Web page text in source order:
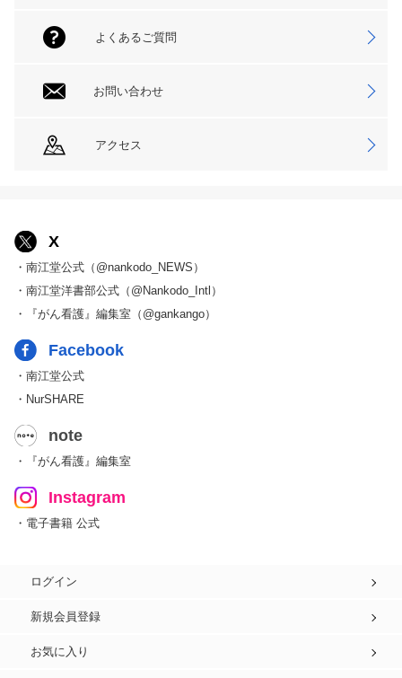
よくあるご質問
お問い合わせ
アクセス
X
・南江堂公式（@nankodo_NEWS）
・南江堂洋書部公式（@Nankodo_Intl）
・『がん看護』編集室（@gankango）
Facebook
・南江堂公式
・NurSHARE
note
・『がん看護』編集室
Instagram
・電子書籍 公式
ログイン
新規会員登録
お気に入り